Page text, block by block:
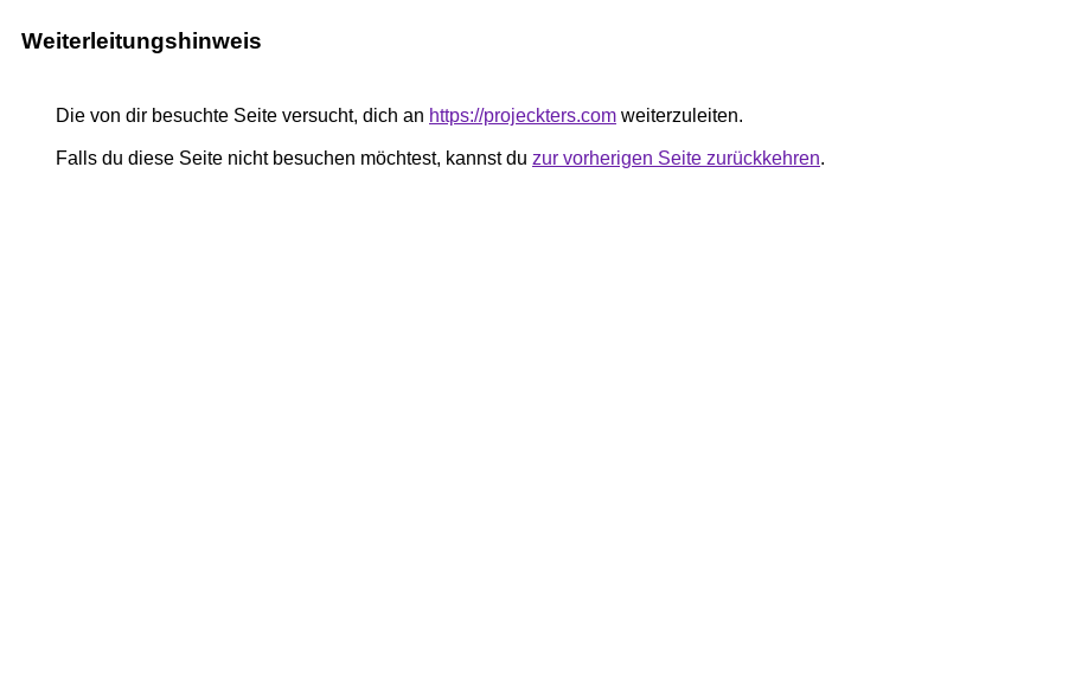
Weiterleitungshinweis
Die von dir besuchte Seite versucht, dich an https://projeckters.com weiterzuleiten.
Falls du diese Seite nicht besuchen möchtest, kannst du zur vorherigen Seite zurückkehren.